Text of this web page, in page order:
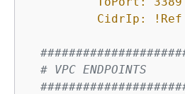
CidrIp:
!Ref
# VPC ENDPOINTS